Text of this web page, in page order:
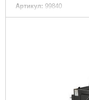
Артикул: 99840
Код товара: 30.72.20